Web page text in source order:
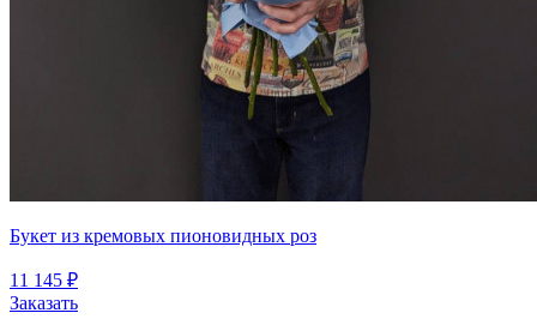
Букет из кремовых пионовидных роз
11 145 ₽
Заказать